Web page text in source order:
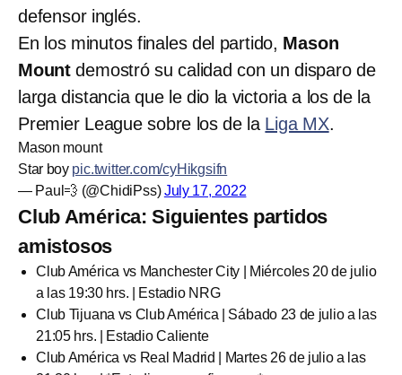
defensor inglés.
En los minutos finales del partido, Mason
Mount demostró su calidad con un disparo de
larga distancia que le dio la victoria a los de la
Premier League sobre los de la Liga MX.
Mason mount
Star boy pic.twitter.com/cyHikgsifn
— Paul💨 (@ChidiPss)July 17, 2022
Club América: Siguientes partidos
amistosos
Club América vs Manchester City | Miércoles 20 de julio
a las 19:30 hrs. | Estadio NRG
Club Tijuana vs Club América | Sábado 23 de julio a las
21:05 hrs. | Estadio Caliente
Club América vs Real Madrid | Martes 26 de julio a las